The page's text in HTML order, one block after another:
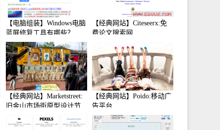
【电脑组装】Windows电脑
蓝屏修复工具有哪些？
【经典网站】Citeseerx:免
费论文搜索网
【经典网站】Marketstreet:
旧金山市场街原型设计节
【经典网站】Poido:移动广
告平台